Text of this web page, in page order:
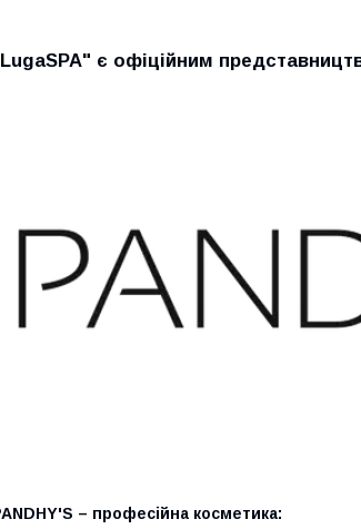
є офіційним
– професійна косметика: